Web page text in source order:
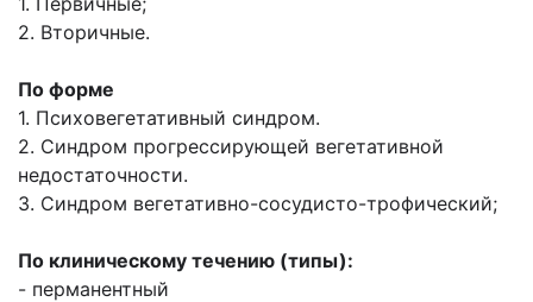
2. Вторичные.
По форме
1. Психовегетативный синдром.
2. Синдром прогрессирующей вегетативной
недостаточности.
3. Синдром вегетативно-сосудисто-трофический;
По клиническому течению (типы):
- перманентный